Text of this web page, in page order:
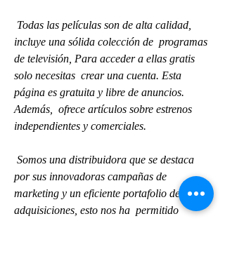
incluye una sólida colección de  programas
de televisión, Para acceder a ellas gratis
solo necesitas  crear una cuenta. Esta
página es gratuita y libre de anuncios.
Además,  ofrece artículos sobre estrenos
independientes y comerciales.
por sus innovadoras campañas de
marketing y un eficiente portafolio de
adquisiciones, esto nos ha  permitido